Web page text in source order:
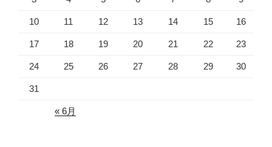
10 11 12 13 14 15 16
17 18 19 20 21 22 23
24 25 26 27 28 29 30
31
« 6月